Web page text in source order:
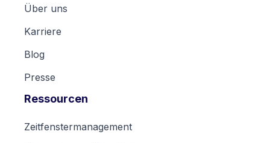
Über uns
Karriere
Blog
Presse
Ressourcen
Zeitfenstermanagement